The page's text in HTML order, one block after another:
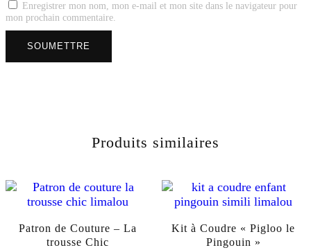
Enregistrer mon nom, mon e-mail et mon site dans le navigateur pour
mon prochain commentaire.
Produits similaires
Patron de Couture – La
trousse Chic
Kit à Coudre « Pigloo le
Pingouin »